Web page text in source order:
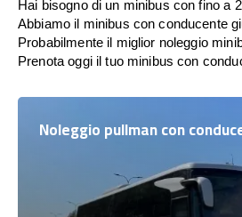
Hai bisogno di un minibus con fino a
Abbiamo il minibus con conducente
Probabilmente il miglior noleggio
Prenota oggi il tuo minibus con
Noleggio pullman con